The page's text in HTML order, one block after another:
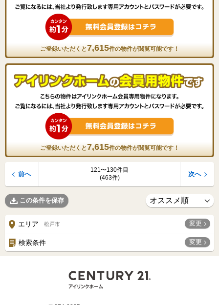
ご登録いただくと7,615件の物件が閲覧可能です！
ご登録いただくと7,615件の物件が閲覧可能です！
121〜130件目
(463件)
前へ 次へ
この条件を保存
エリア 松戸市 変更
検索条件 変更